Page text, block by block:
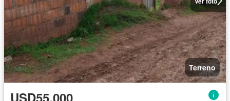
Terreno
USD55,000